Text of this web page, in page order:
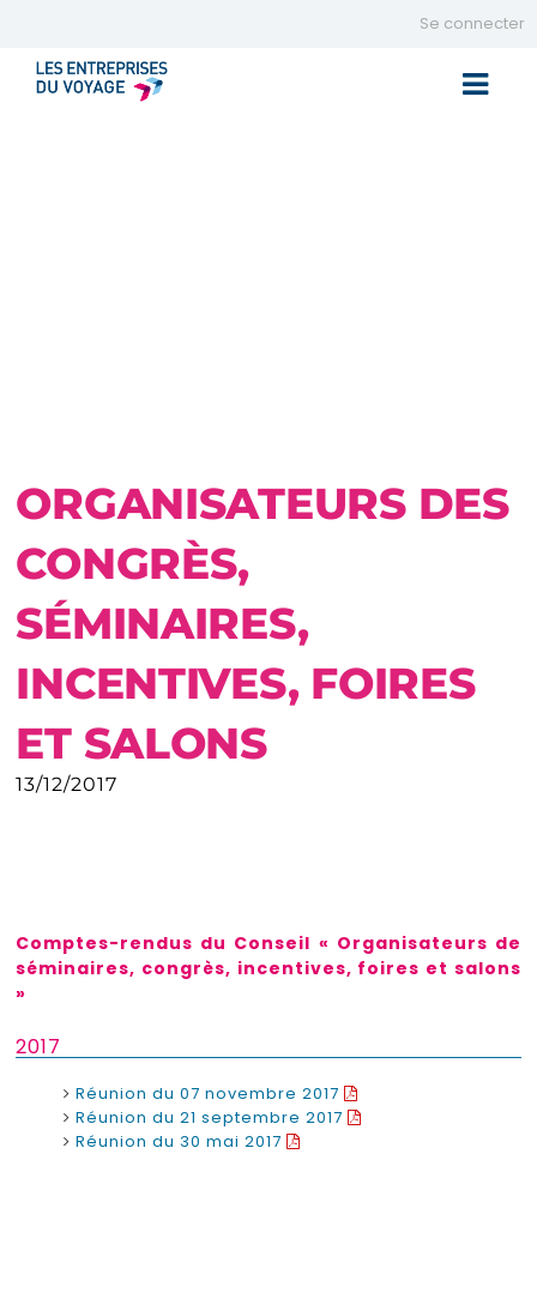
Se connecter
ORGANISATEURS DES
CONGRÈS,
SÉMINAIRES,
INCENTIVES, FOIRES
ET SALONS
13/12/2017
Comptes-rendus du Conseil « Organisateurs de
séminaires, congrès, incentives, foires et salons
»
2017
Réunion du 07 novembre 2017
Réunion du 21 septembre 2017
Réunion du 30 mai 2017